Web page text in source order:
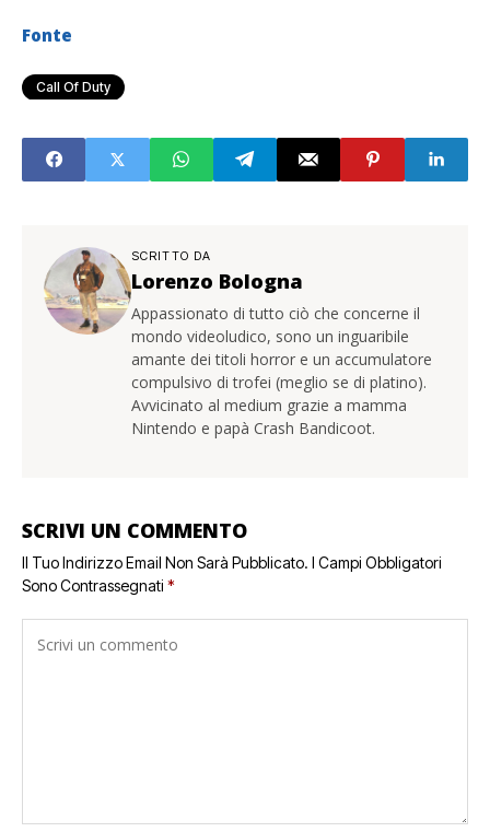
Fonte
Call Of Duty
SCRITTO DA
Lorenzo Bologna
Appassionato di tutto ciò che concerne il
mondo videoludico, sono un inguaribile
amante dei titoli horror e un accumulatore
compulsivo di trofei (meglio se di platino).
Avvicinato al medium grazie a mamma
Nintendo e papà Crash Bandicoot.
SCRIVI UN COMMENTO
Il Tuo Indirizzo Email Non Sarà Pubblicato. I Campi Obbligatori
Sono Contrassegnati *